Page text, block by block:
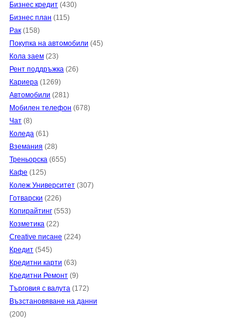
Бизнес кредит (430)
Бизнес план (115)
Рак (158)
Покупка на автомобили (45)
Кола заем (23)
Рент поддръжка (26)
Кариера (1269)
Автомобили (281)
Мобилен телефон (678)
Чат (8)
Коледа (61)
Вземания (28)
Треньорска (655)
Кафе (125)
Колеж Университет (307)
Готварски (226)
Копирайтинг (553)
Козметика (22)
Creative писане (224)
Кредит (545)
Кредитни карти (63)
Кредитни Ремонт (9)
Търговия с валута (172)
Възстановяване на данни
(200)